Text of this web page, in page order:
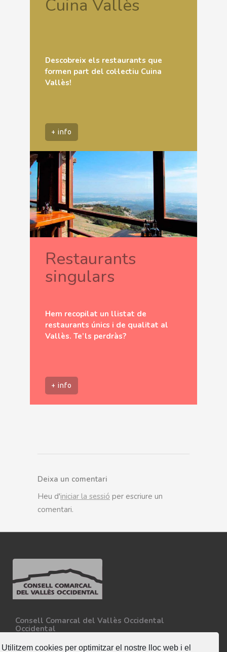
Utilitzem cookies per optimitzar el nostre lloc web i el
Cuina Vallès
Descobreix els restaurants que
formen part del col·lectiu Cuina
Vallès!
+ info
Restaurants
singulars
Hem recopilat un llistat de
restaurants únics i de qualitat al
Vallès. Te’ls perdràs?
+ info
Deixa un comentari
Heu d'iniciar la sessió per escriure un
comentari.
Consell Comarcal del Vallès Occidental
Occidental
08227 - Terrassa